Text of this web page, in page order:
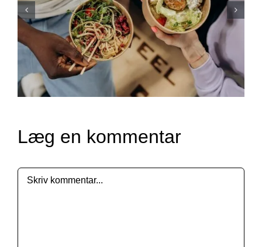
En Skræddersyet Tilgang
Til Sund Kost
Læg en kommentar
Comment